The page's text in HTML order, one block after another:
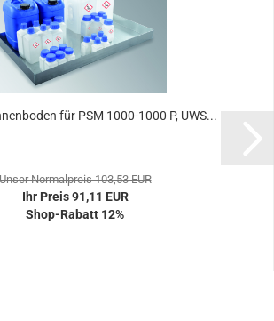
für PSM 1000-1000 P, UWS...
Normalpreis 103,53 EUR
Ihr Preis 91,11 EUR
Shop-Rabatt 12%